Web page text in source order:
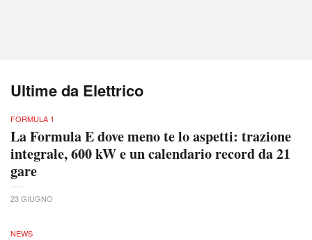
Ultime da Elettrico
FORMULA 1
La Formula E dove meno te lo aspetti: trazione
integrale, 600 kW e un calendario record da 21
gare
23 GIUGNO
NEWS